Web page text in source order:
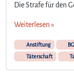
Die Strafe für den
Weiterlesen »
Anstiftung
Täterschaft